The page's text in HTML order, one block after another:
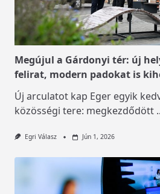
Megújul a Gárdonyi tér: új
felirat, modern padokat is
Új arculatot kap Eger egyik
közösségi tere: megkezdődött
Egri Válasz Jún 1, 2026